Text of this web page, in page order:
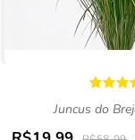
Juncus do